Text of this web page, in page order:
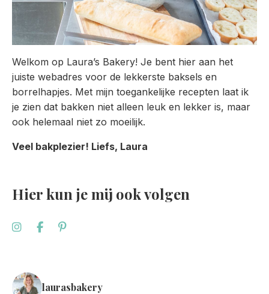
Welkom op Laura’s Bakery! Je bent hier aan het
juiste webadres voor de lekkerste baksels en
borrelhapjes. Met mijn toegankelijke recepten laat ik
je zien dat bakken niet alleen leuk en lekker is, maar
ook helemaal niet zo moeilijk.
Veel bakplezier! Liefs, Laura
Hier kun je mij ook volgen
laurasbakery